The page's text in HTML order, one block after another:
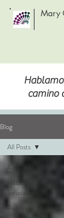
Mary
camino
Blog
All Posts
Hábitos
Saludables
Psicologia
All Posts